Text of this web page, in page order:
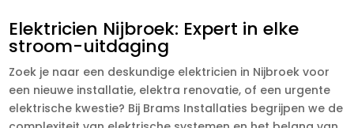
Elektricien Nijbroek: Expert in elke
stroom-uitdaging
Zoek je naar een deskundige elektricien in Nijbroek voor
een nieuwe installatie, elektra renovatie, of een urgente
elektrische kwestie? Bij Brams Installaties begrijpen we de